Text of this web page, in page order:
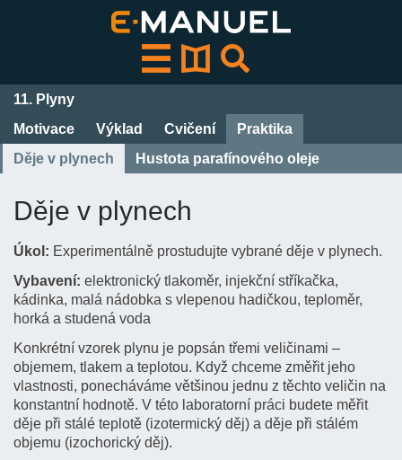
11. Plyny
Motivace
Výklad Cvičení
Praktika
Děje v plynech
Hustota parafínového oleje
Děje v plynech
Úkol: Experimentálně prostudujte vybrané děje v plynech.
Vybavení: elektronický tlakoměr, injekční stříkačka,
kádinka, malá nádobka s vlepenou hadičkou, teploměr,
horká a studená voda
Konkrétní vzorek plynu je popsán třemi veličinami –
objemem, tlakem a teplotou. Když chceme změřit jeho
vlastnosti, ponecháváme většinou jednu z těchto veličin na
konstantní hodnotě. V této laboratorní práci budete měřit
děje při stálé teplotě (izotermický děj) a děje při stálém
objemu (izochorický děj).